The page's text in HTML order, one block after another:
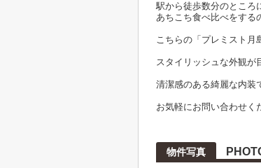
駅から徒歩数分のところ
あちこち食べ比べをする
こちらの「プレミスト月
スタイリッシュな外観が
清潔感のある綺麗な内装
お気軽にお問い合わせく
物件写真